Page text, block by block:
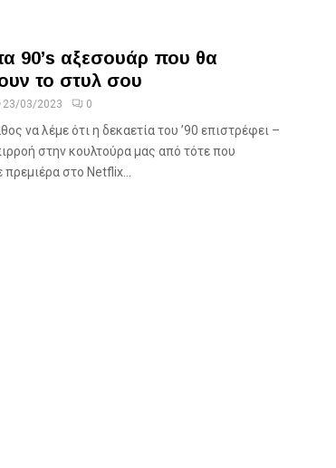
90’s αξεσουάρ που θα
το στυλ σου
23/03/2023 0
να λέμε ότι η δεκαετία του ’90 επιστρέφει –
στην κουλτούρα μας από τότε που
στο Netflix...